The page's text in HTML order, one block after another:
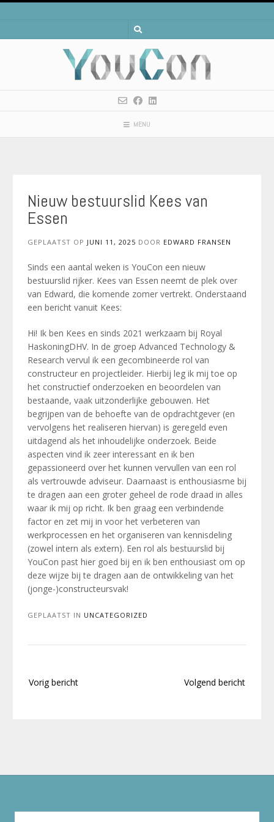
Spring
MENU
Nieuw bestuurslid Kees van
Essen
GEPLAATST OP JUNI 11, 2025 DOOR EDWARD FRANSEN
Sinds een aantal weken is YouCon een nieuw
bestuurslid rijker. Kees van Essen neemt de plek over
van Edward, die komende zomer vertrekt. Onderstaand
een bericht vanuit Kees:
Hi! Ik ben Kees en sinds 2021 werkzaam bij Royal
HaskoningDHV. In de groep Advanced Technology &
Research vervul ik een gecombineerde rol van
constructeur en projectleider. Hierbij leg ik mij toe op
het constructief onderzoeken en beoordelen van
bestaande, vaak uitzonderlijke gebouwen. Het
begrijpen van de behoefte van de opdrachtgever (en
vervolgens het realiseren hiervan) is geregeld even
uitdagend als het inhoudelijke onderzoek. Beide
aspecten vind ik zeer interessant en ik ben
gepassioneerd over het kunnen vervullen van een rol
als vertrouwde adviseur. Daarnaast is enthousiasme bij
te dragen aan een groter geheel de rode draad in alles
waar ik mij op richt. Ik ben graag een verbindende
factor en zet mij in voor het verbeteren van
werkprocessen en het organiseren van kennisdeling
(zowel intern als extern). Een rol als bestuurslid bij
YouCon past hier goed bij en ik ben enthousiast om op
deze wijze bij te dragen aan de ontwikkeling van het
(jonge-)constructeursvak!
GEPLAATST IN UNCATEGORIZED
navigatie
Vorig bericht Volgend bericht